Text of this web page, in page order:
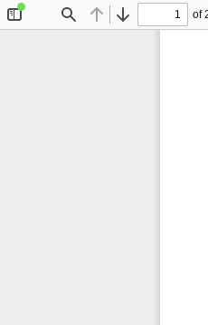
Find Previous
Next
of